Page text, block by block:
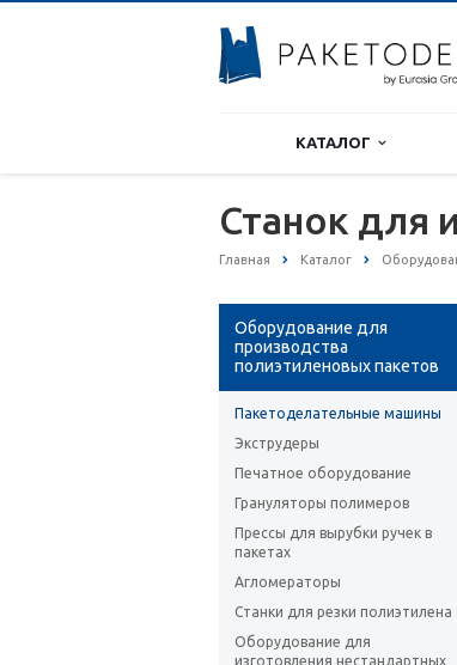
КАТАЛОГ
Станок для
Главная Каталог
Оборудование для
производства
полиэтиленовых пакетов
Пакетоделательные машины
Экструдеры
Печатное оборудование
Грануляторы полимеров
Прессы для вырубки ручек в
пакетах
Агломераторы
Станки для резки полиэтилена
Оборудование для
изготовления нестандартных